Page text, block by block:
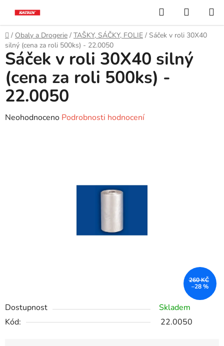
obsah
Hledat
KOŠÍK
Domů
/ Obaly a Drogerie / TAŠKY, SÁČKY, FOLIE / Sáček v roli 30X40
silný (cena za roli 500ks) - 22.0050
Dostupnost
Skladem
Kód:
22.0050
Sáček v roli 30X40 silný
(cena za roli 500ks) -
22.0050
Průměrné
Neohodnoceno Podrobnosti hodnocení
260 KČ
–28 %